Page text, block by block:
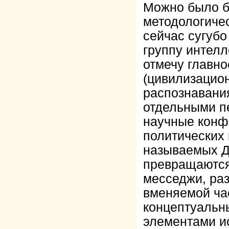
Можно было
сейчас
группу
отмечу
отдельными
научные
называемых
месседжи,
вменяемой
элементами